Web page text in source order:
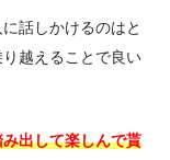
話しかけるのはと
越えることで良い
出して楽しんで貰